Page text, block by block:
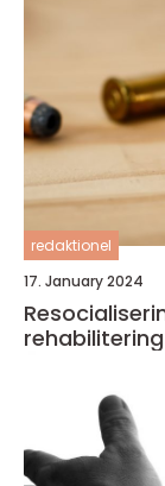
redaktionel
17. January 2024